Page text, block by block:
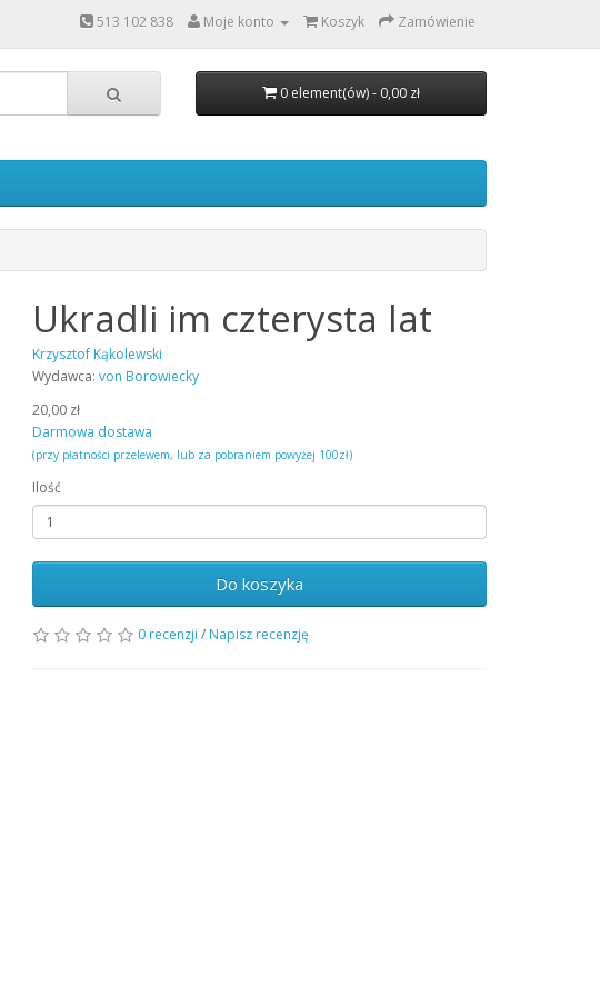
513 102 838 Moje konto Koszyk Zamówienie
0 element(ów) - 0,00 zł
Ukradli im czterysta lat
Krzysztof Kąkolewski
Wydawca:von Borowiecky
20,00 zł
Darmowa dostawa
(przy płatności przelewem, lub za pobraniem powyżej 100zł)
Ilość
Do koszyka
0 recenzji / Napisz recenzję